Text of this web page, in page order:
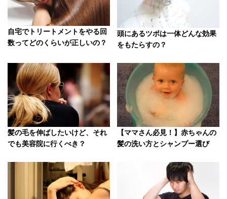
自宅でトリートメントをやる回
数ってどのくらいが正しいの？
頭にあるツボは一体どんな効果
をもたらすの？
髪の毛を伸ばしたいけど、それ
でも美容院に行くべき？
【ママさん必見！】赤ちゃんの
髪の洗い方とシャンプー選び